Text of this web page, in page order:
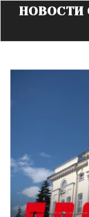
НОВОСТИ